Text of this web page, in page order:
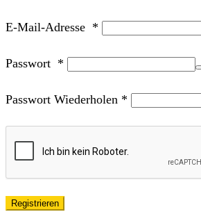
E-Mail-Adresse *
Passwort *
Passwort Wiederholen *
Registrieren